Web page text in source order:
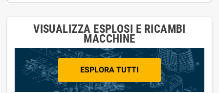
VISUALIZZA ESPLOSI E RICAMBI
MACCHINE
ESPLORA TUTTI